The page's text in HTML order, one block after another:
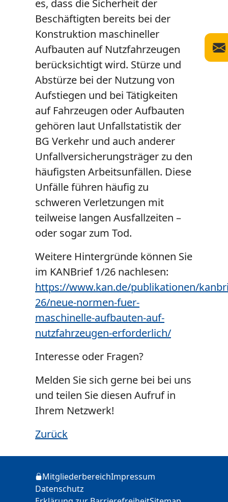
es, dass die Sicherheit der
Beschäftigten bereits bei der
Konstruktion maschineller
Aufbauten auf Nutzfahrzeugen
berücksichtigt wird. Stürze und
Abstürze bei der Nutzung von
Aufstiegen und bei Tätigkeiten
auf Fahrzeugen oder Aufbauten
gehören laut Unfallstatistik der
BG Verkehr und auch anderer
Unfallversicherungsträger zu den
häufigsten Arbeitsunfällen. Diese
Unfälle führen häufig zu
schweren Verletzungen mit
teilweise langen Ausfallzeiten –
oder sogar zum Tod.
Weitere Hintergründe können Sie
im KANBrief 1/26 nachlesen:
https://www.kan.de/publikationen/
26/neue-normen-fuer-
maschinelle-aufbauten-auf-
nutzfahrzeugen-erforderlich/
Interesse oder Fragen?
Melden Sie sich gerne bei bei uns
und teilen Sie diesen Aufruf in
Ihrem Netzwerk!
Zurück
Login
MitgliederbereichImpressum
Datenschutz